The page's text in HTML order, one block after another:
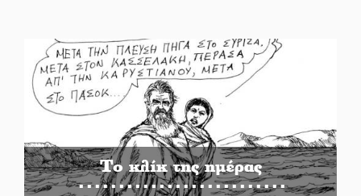
Το κλίκ της ημέρας